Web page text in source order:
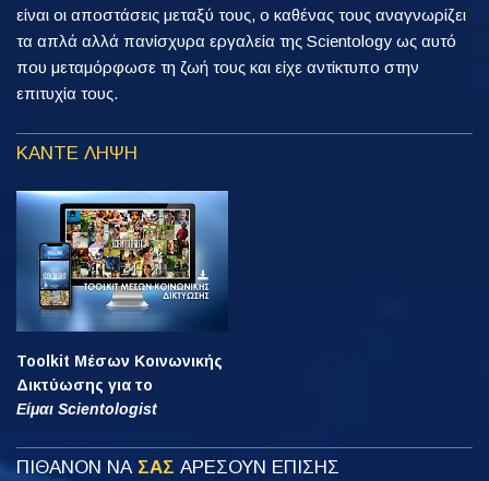
είναι οι αποστάσεις μεταξύ τους, ο καθένας τους αναγνωρίζει
τα απλά αλλά πανίσχυρα εργαλεία της Scientology ως αυτό
που μεταμόρφωσε τη ζωή τους και είχε αντίκτυπο στην
επιτυχία τους.
ΚΑΝΤΕ ΛΗΨΗ
Toolkit Μέσων Κοινωνικής
Δικτύωσης για το
Είμαι Scientologist
ΠΙΘΑΝΟΝ ΝΑ ΣΑΣ ΑΡΕΣΟΥΝ ΕΠΙΣΗΣ